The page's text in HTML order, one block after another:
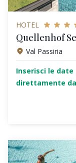
HOTEL
Quellenhof
Val Passiria
Inserisci le
direttamente